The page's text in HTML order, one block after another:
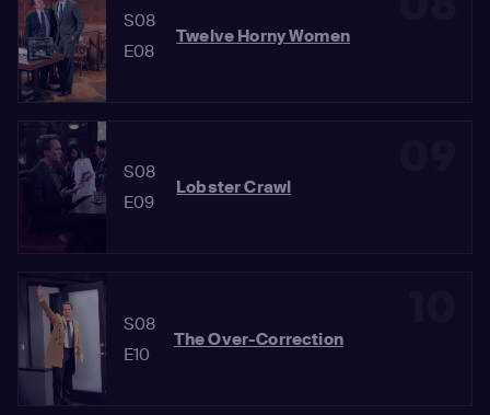
S08
E08
Twelve Horny Women
S08
E09
Lobster Crawl
S08
E10
The Over-Correction